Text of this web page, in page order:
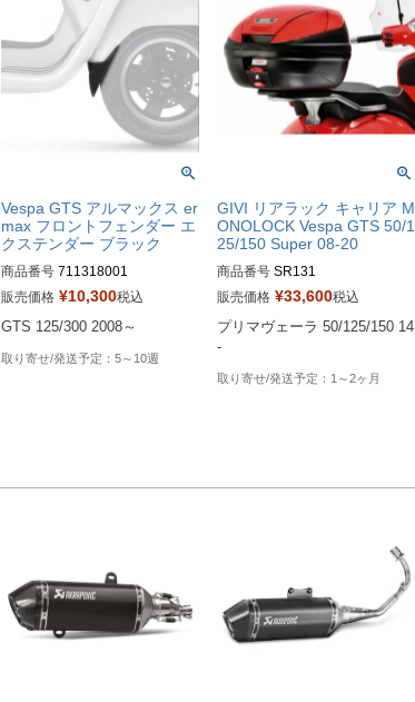
Vespa GTS アルマックス er
max フロントフェンダー エ
クステンダー ブラック
商品番号 711318001
販売価格 ¥10,300税込
5～10週
GIVI リアラック キャリア M
ONOLOCK Vespa GTS 50/1
25/150 Super 08-20
商品番号 SR131
販売価格 ¥33,600税込
プリマヴェーラ 50/125/150 14
-
1～2ヶ月